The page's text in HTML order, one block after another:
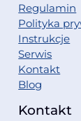
Regulamin
Polityka
Instrukcje
Serwis
Kontakt
Blog
Kontakt